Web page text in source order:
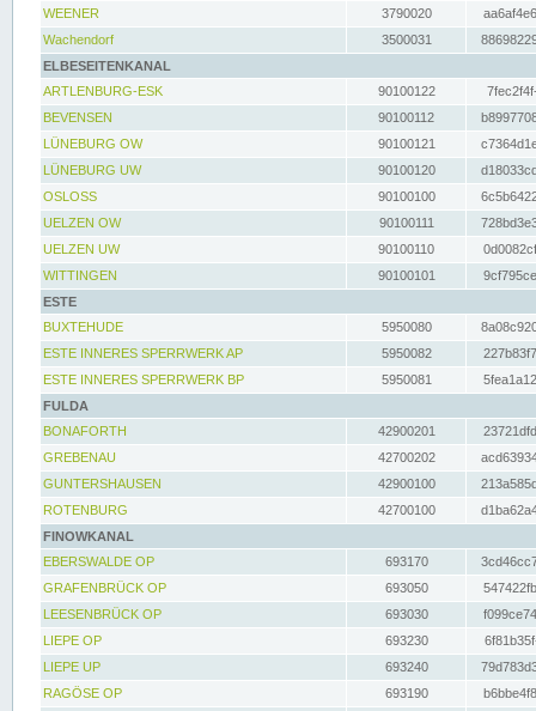
WEENER
3790020
Wachendorf
3500031
ELBESEITENKANAL
ARTLENBURG-ESK
90100122
BEVENSEN
90100112
LÜNEBURG OW
90100121
LÜNEBURG UW
90100120
OSLOSS
90100100
UELZEN OW
90100111
UELZEN UW
90100110
WITTINGEN
90100101
ESTE
BUXTEHUDE
5950080
ESTE INNERES SPERRWERK AP
5950082
ESTE INNERES SPERRWERK BP
5950081
FULDA
BONAFORTH
42900201
GREBENAU
42700202
GUNTERSHAUSEN
42900100
ROTENBURG
42700100
FINOWKANAL
EBERSWALDE OP
693170
GRAFENBRÜCK OP
693050
LEESENBRÜCK OP
693030
LIEPE OP
693230
LIEPE UP
693240
RAGÖSE OP
693190